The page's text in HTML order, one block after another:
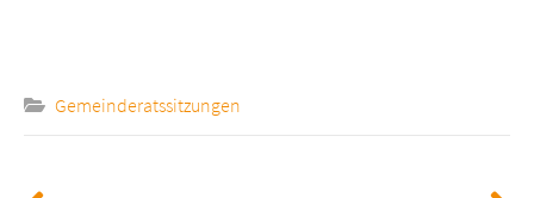
Gemeinderatssitzungen